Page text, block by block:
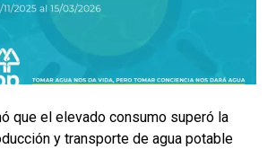
que el elevado consumo superó la
y transporte de agua potable